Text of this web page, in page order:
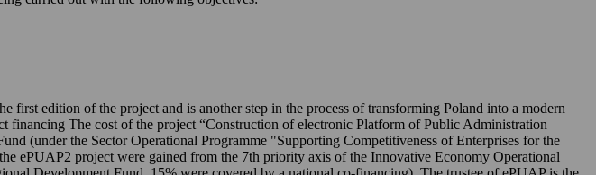
serwisie mObywatel.gov.pl,
udostępnionych na ePUAP-ie,
679 z dnia 27 kwietnia 2016 r. w sprawie ochrony osób
edition of the project and is another step in the process of transforming Poland into a modern
The cost of the project “Construction of electronic Platform of Public Administration
(under the Sector Operational Programme "Supporting Competitiveness of Enterprises for the
ePUAP2 project were gained from the 7th priority axis of the Innovative Economy Operational